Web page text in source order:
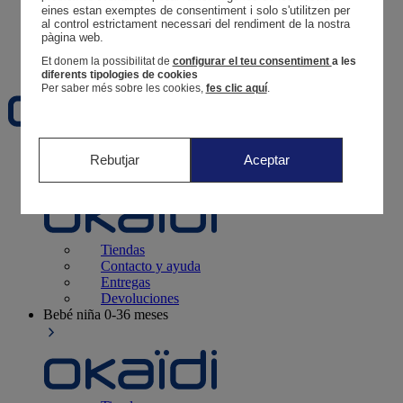
Tus pedidos
Cesta
Favoritos
Recién nacido0-12 meses
Tiendas
Contacto y ayuda
Entregas
Devoluciones
Bebé niña 0-36 meses
eines estan exemptes de consentiment i solo s'utilitzen per
al control estrictament necessari del rendiment de la nostra
pàgina web.
Et donem la possibilitat de configurar el teu consentiment a les
diferents tipologies de cookies
Per saber més sobre les cookies, fes clic aquí.
Rebutjar Aceptar